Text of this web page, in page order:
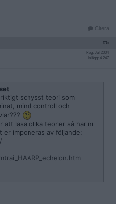
Citera
#5
Reg: Jul 2004
Inlägg: 4 247
schysst teori som
mind controll och
att läsa olika teorier så har ni
er imponeras av följande: